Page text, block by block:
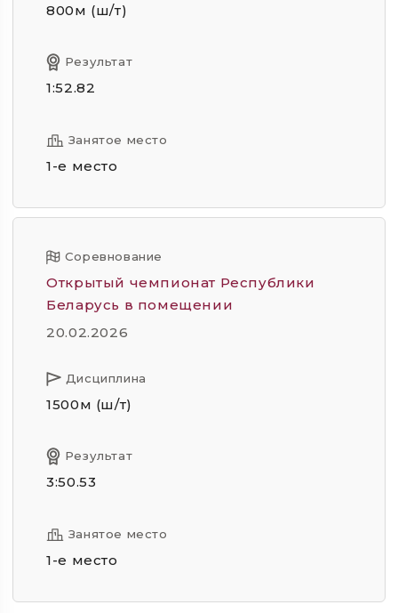
800м (ш/т)
Результат
1:52.82
Занятое место
1-е место
Соревнование
Открытый чемпионат Республики
Беларусь в помещении
20.02.2026
Дисциплина
1500м (ш/т)
Результат
3:50.53
Занятое место
1-е место